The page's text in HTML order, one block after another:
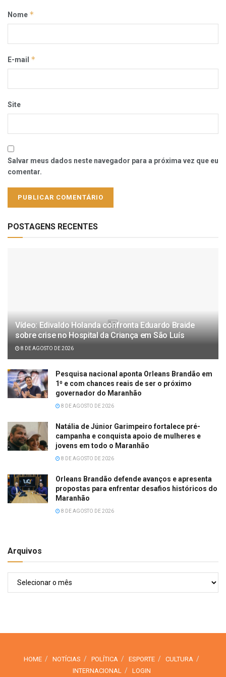
Nome *
E-mail *
Site
Salvar meus dados neste navegador para a próxima vez que eu
comentar.
POSTAGENS RECENTES
Vídeo: Edivaldo Holanda confronta Eduardo Braide
sobre crise no Hospital da Criança em São Luís
8 DE AGOSTO DE 2026
Pesquisa nacional aponta Orleans Brandão em
1⁰ e com chances reais de ser o próximo
governador do Maranhão
8 DE AGOSTO DE 2026
Natália de Júnior Garimpeiro fortalece pré-
campanha e conquista apoio de mulheres e
jovens em todo o Maranhão
8 DE AGOSTO DE 2026
Orleans Brandão defende avanços e apresenta
propostas para enfrentar desafios históricos do
Maranhão
8 DE AGOSTO DE 2026
Arquivos
HOME NOTÍCIAS POLÍTICA ESPORTE
CULTURA
INTERNACIONAL
LOGIN